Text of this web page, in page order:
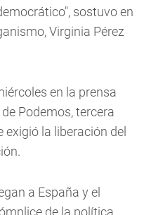
sostuvo en
Virginia Pérez
en la prensa
Podemos, tercera
la liberación del
a España y el
de la política